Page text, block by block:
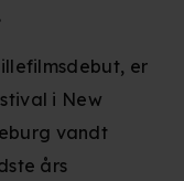
er
i New
vandt
års